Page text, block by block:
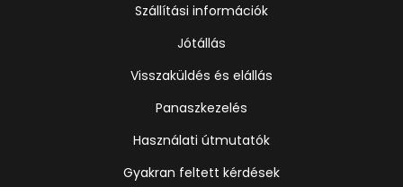
Szállítási információk
Jótállás
Visszaküldés és elállás
Panaszkezelés
Használati útmutatók
Gyakran feltett kérdések